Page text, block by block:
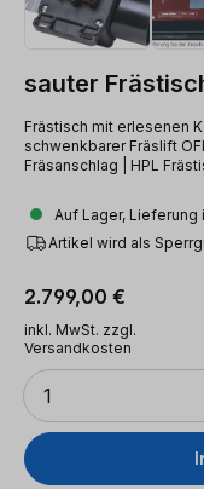
sauter
Frästisch mit erlesenen
schwenkbarer Fräslift
Fräsanschlag | HPL
Auf Lager, Lieferung
Artikel wird als
Regulärer Preis:
2.799,00 €
inkl. MwSt. zzgl.
Versandkosten
Anzahl
1